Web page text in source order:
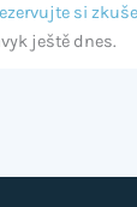
si
ještě dnes.